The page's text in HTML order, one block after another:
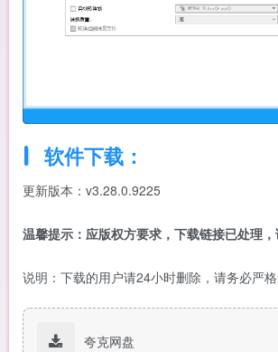
软件下载：
更新版本：v3.28.0.9225
温馨提示： 应版权方要求，下载链接已处理
说明：下载的用户请24小时删除，请务必严格
夸克网盘